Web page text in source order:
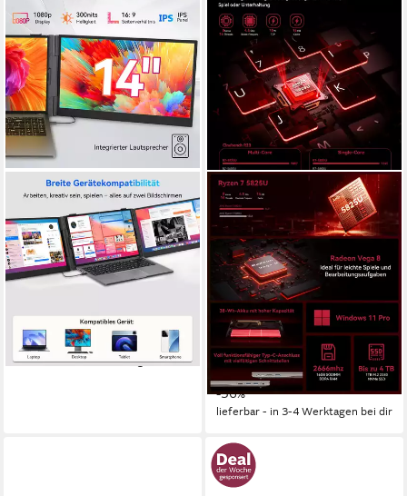
BLACKVIEW
DCM6 Pro 14" FHD, Dual-
Screen Tragbarer Monitor,
Nur ein Kabel, für Notebook
14 Zoll Bildschirmdiagonale
mtl. in 24 Raten
-49%
lieferbar - in 3-4 Werktagen bei dir
ACEMAGIC
15.6" Laptop 1TB SSD,16GB
DDR4 RAM, AMD Ryzen 7
5825U, Windows 11 Pro
Notebook
15.6 Zoll Bildschirmdiagonale
AMD AMD Ryzen 7 5825U Prozessor
AMD Radeon™ Graphics Grafikkarte
579,90 € UVP 899,90 €
16,84 €mtl. in 48 Raten
-36%
lieferbar - in 3-4 Werktagen bei dir